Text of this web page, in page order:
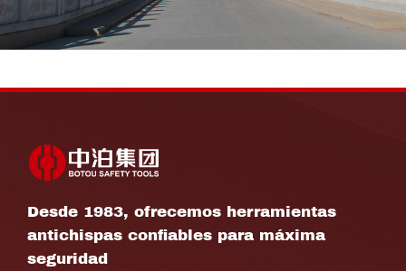
Desde 1983, ofrecemos herramientas
antichispas confiables para máxima
seguridad